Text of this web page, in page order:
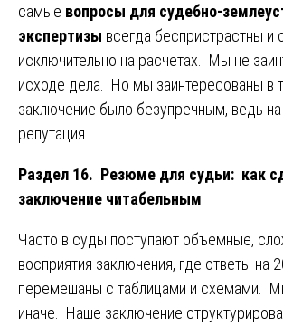
самые вопросы для судебно-
экспертизы всегда беспристрастны и
исключительно на расчетах. Мы не
исходе дела. Но мы заинтересованы в
заключение было безупречным, ведь
репутация.
Раздел 16. Резюме для судьи: как
заключение читабельным
Часто в суды поступают объемные,
восприятия заключения, где ответы на
перемешаны с таблицами и схемами.
иначе. Наше заключение